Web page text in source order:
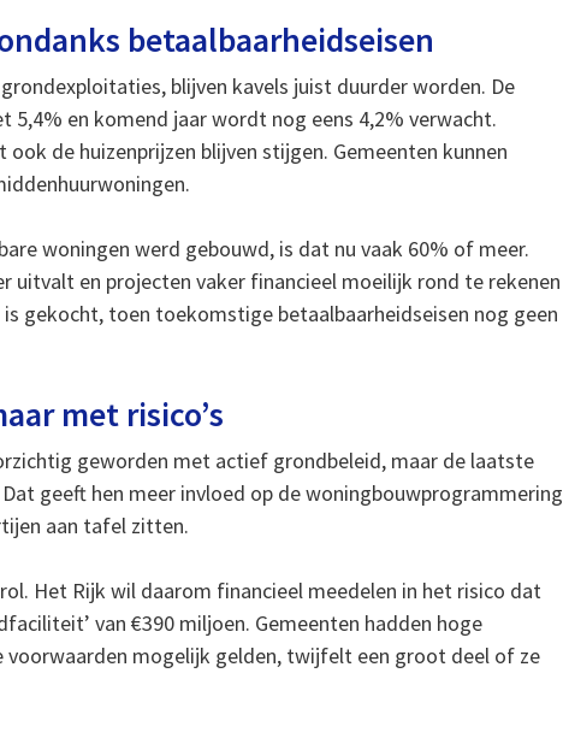
betaalbaarheidseisen
blijven kavels juist duurder worden. De
en komend jaar wordt nog eens 4,2% verwacht.
de huizenprijzen blijven stijgen. Gemeenten kunnen
woningen werd gebouwd, is dat nu vaak 60% of meer.
en projecten vaker financieel moeilijk rond te rekenen
gekocht, toen toekomstige betaalbaarheidseisen nog geen
met risico’s
geworden met actief grondbeleid, maar de laatste
geeft hen meer invloed op de woningbouwprogrammering
aan tafel zitten.
Het Rijk wil daarom financieel meedelen in het risico dat
van €390 miljoen. Gemeenten hadden hoge
mogelijk gelden, twijfelt een groot deel of ze